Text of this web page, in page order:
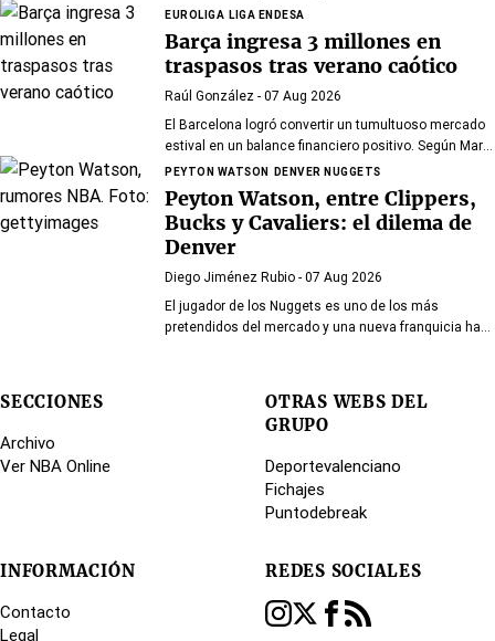
calidad de cedido durante la temporada 2026/27. El
base estadounidense continúa su proceso de
recuperación tras las lesiones sufridas en los
últimos meses.
EUROLIGA LIGA ENDESA
Barça ingresa 3 millones en
traspasos tras verano caótico
Raúl González - 07 Aug 2026
El Barcelona logró convertir un tumultuoso mercado
estival en un balance financiero positivo. Según Marc
Mundet, la sección azulgrana ingresó cerca de tres
millones de euros procedentes de salidas de
jugadores, a pesar de un proceso de transferencias
marcado por la incertidumbre y los cambios de
última hora.
PEYTON WATSON DENVER NUGGETS
Peyton Watson, entre Clippers,
Bucks y Cavaliers: el dilema de
Denver
Diego Jiménez Rubio - 07 Aug 2026
El jugador de los Nuggets es uno de los más
pretendidos del mercado y una nueva franquicia ha
SECCIONES
Archivo
Ver NBA Online
OTRAS WEBS DEL
GRUPO
Deportevalenciano
Fichajes
Puntodebreak
INFORMACIÓN
Contacto
Legal
REDES SOCIALES